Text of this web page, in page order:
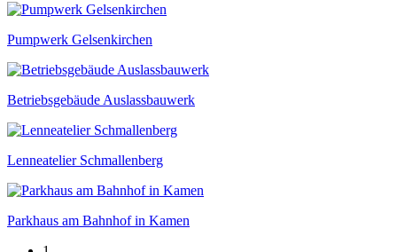
Pumpwerk Gelsenkirchen
Betriebsgebäude Auslassbauwerk
Lenneatelier Schmallenberg
Parkhaus am Bahnhof in Kamen